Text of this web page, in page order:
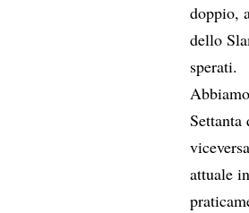
doppio,
dello
sperati.
attuale